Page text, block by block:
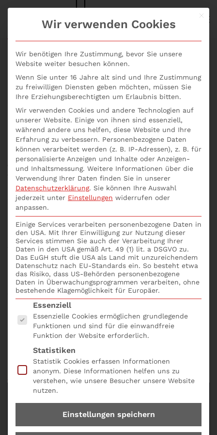
Skip to main content
S+P NEWS
Was ist eine
Compliance-
Risikobewertung?
Geschrieben vonp537752am 14. Juni 2021 . Veröffentlicht in
Allgemein,Seminare Aktuell,Uncategorized, Was ist eine
Compliance-Risikobewertung?.
Was ist eine Compliance-Risikobewertung? Die
Identifizierung der wesentlichen rechtlichen
Regelungen und Vorgaben, deren Nichteinhaltung zu
einer Gefährdung des Vermögens des Unternehmens
führen kann, erfolgt durch die Compliance Funktion
im Rahmen der Compliance-Risikobewertung. Die
Risikobewertung ist ein Verfahren, um das Risiko zu
mindern. Dies ist ein regelmäßiger Prozess. Hierfür
werden die Risikoanalyse und Risikoeinschätzung in
eine Risikobewertung, das sog. Legal Inventory
übertragen. Dieses ist in regelmäßigen Abständen,
mindestens jährlich, durch die Compliance-Funktion
Fit & Proper als Compliance Officer online buchen.
Bequem und einfach mit dem Seminarformular
online und der Produkt Nr. A02.
Mit
Wir verwenden Cookies
Wir benötigen Ihre Zustimmung, bevor Sie unsere
Website weiter besuchen können.
Wenn Sie unter 16 Jahre alt sind und Ihre Zustimmung
zu freiwilligen Diensten geben möchten, müssen Sie
Ihre Erziehungsberechtigten um Erlaubnis bitten.
Wir verwenden Cookies und andere Technologien auf
unserer Website. Einige von ihnen sind essenziell,
während andere uns helfen, diese Website und Ihre
Erfahrung zu verbessern. Personenbezogene Daten
können verarbeitet werden (z. B. IP-Adressen), z. B. für
personalisierte Anzeigen und Inhalte oder Anzeigen-
und Inhaltsmessung. Weitere Informationen über die
Verwendung Ihrer Daten finden Sie in unserer
Datenschutzerklärung. Sie können Ihre Auswahl
jederzeit unter Einstellungen widerrufen oder
anpassen.
Einige Services verarbeiten personenbezogene Daten in
den USA. Mit Ihrer Einwilligung zur Nutzung dieser
Services stimmen Sie auch der Verarbeitung Ihrer
Daten in den USA gemäß Art. 49 (1) lit. a DSGVO zu.
Das EuGH stuft die USA als Land mit unzureichendem
Datenschutz nach EU-Standards ein. So besteht etwa
das Risiko, dass US-Behörden personenbezogene
Daten in Überwachungsprogrammen verarbeiten, ohne
bestehende Klagemöglichkeit für Europäer.
Es folgt eine Liste der Service-Gruppen, für die
Essenziell
Essenzielle Cookies ermöglichen grundlegende
Funktionen und sind für die einwandfreie
Funktion der Website erforderlich.
Statistiken
Statistik Cookies erfassen Informationen
anonym. Diese Informationen helfen uns zu
verstehen, wie unsere Besucher unsere Website
nutzen.
Einstellungen speichern